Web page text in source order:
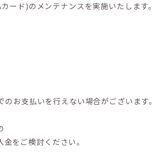
ード)のメンテナンスを実施いたします。
お支払いを行えない場合がございます。
をご検討ください。